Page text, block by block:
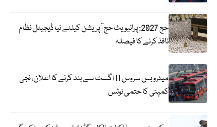
حج 2027: پرائیویٹ حج آپریشن کیلئے نیا ڈیجیٹل نظام
نافذ کرنے کا فیصلہ
میٹرو بس سروس 11 اگست سے بند کرنے کا اعلان، نجی
کمپنی کا حتمی نوٹس